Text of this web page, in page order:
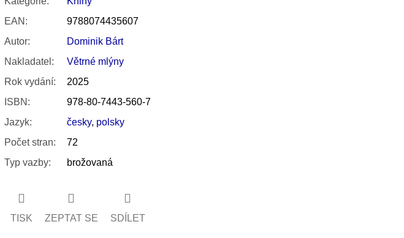
EAN :
9788074435607
Autor:
Dominik Bárt
Nakladatel :
Větrné mlýny
Rok vydání:
2025
ISBN :
978-80-7443-560-7
Jazyk: česky, polsky
Počet stran:
72
Typ vazby: brožovaná
TISK ZEPTAT SE SDÍLET